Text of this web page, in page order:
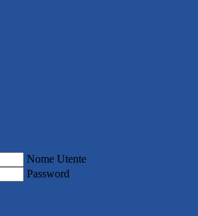
Nome Utente
Password